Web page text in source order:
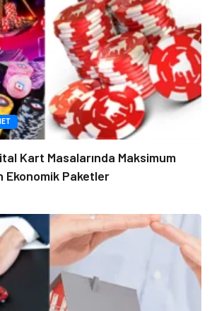
Kart Masalarında Maksimum
Ekonomik Paketler